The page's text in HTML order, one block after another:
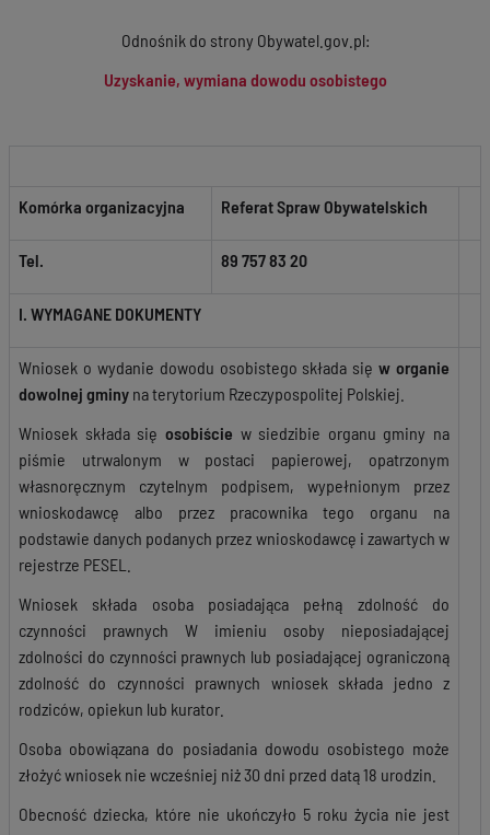
Odnośnik do strony Obywatel.gov.pl:
Uzyskanie, wymiana dowodu osobistego
Komórka organizacyjna Referat Spraw Obywatelskich
Tel. 89 757 83 20
I. WYMAGANE DOKUMENTY
Wniosek o wydanie dowodu osobistego składa sięw organie
dowolnej gminy na terytorium Rzeczypospolitej Polskiej.
Wniosek składa się osobiście w siedzibie organu gminy na
piśmie utrwalonym w postaci papierowej, opatrzonym
własnoręcznym czytelnym podpisem, wypełnionym przez
wnioskodawcę albo przez pracownika tego organu na
podstawie danych podanych przez wnioskodawcę i zawartych w
rejestrze PESEL.
Wniosek składa osoba posiadająca pełną zdolność do
czynności prawnych W imieniu osoby nieposiadającej
zdolności do czynności prawnych lub posiadającej ograniczoną
zdolność do czynności prawnych wniosek składa jedno z
rodziców, opiekun lub kurator.
Osoba obowiązana do posiadania dowodu osobistego może
złożyć wniosek nie wcześniej niż 30 dni przed datą 18 urodzin.
Obecność dziecka, które nie ukończyło 5 roku życia nie jest